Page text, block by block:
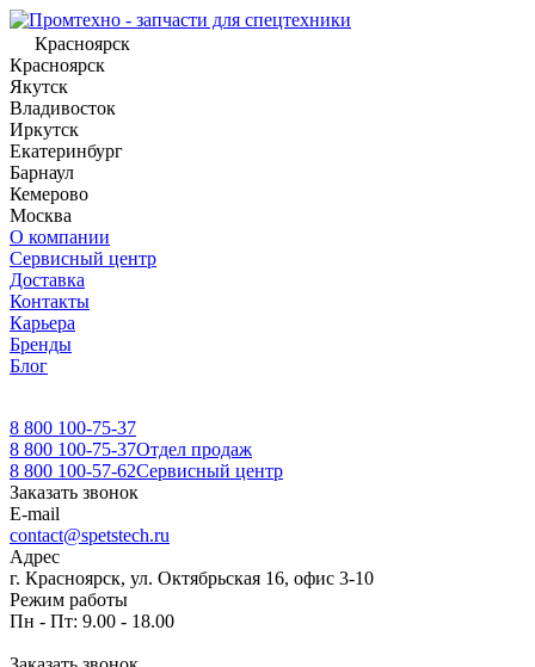
Красноярск
Красноярск
Якутск
Владивосток
Иркутск
Екатеринбург
Барнаул
Кемерово
Москва
О компании
Сервисный центр
Доставка
Контакты
Карьера
Бренды
Блог
8 800 100-75-37
8 800 100-75-37Отдел продаж
8 800 100-57-62Сервисный центр
Заказать звонок
E-mail
contact@spetstech.ru
Адрес
г. Красноярск, ул. Октябрьская 16, офис 3-10
Режим работы
Пн - Пт: 9.00 - 18.00